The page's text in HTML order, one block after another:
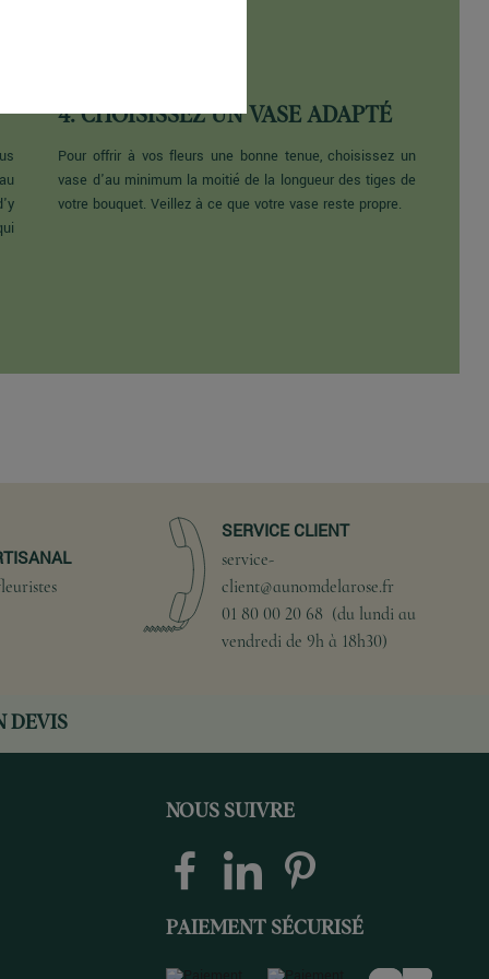
4. CHOISISSEZ UN VASE ADAPTÉ
Pour offrir à vos fleurs une bonne tenue, choisissez un
vase d'au minimum la moitié de la longueur des tiges de
votre bouquet. Veillez à ce que votre vase reste propre.
SERVICE CLIENT
service-
client@aunomdelarose.fr
01 80 00 20 68 (du lundi au
vendredi de 9h à 18h30)
DEVIS
NOUS SUIVRE
PAIEMENT SÉCURISÉ